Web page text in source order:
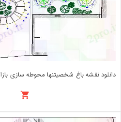
دانلود نقشه باغ شخصیتنها محوطه سازی بازار Story جزئیات (کد78444)